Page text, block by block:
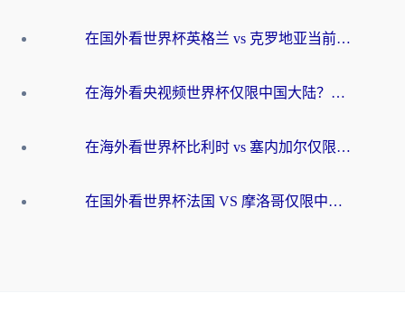
在国外看世界杯英格兰 vs 克罗地亚当前地区不可播放？这篇指南帮你搞定所有海外观赛难题
在海外看央视频世界杯仅限中国大陆？这篇指南帮你解锁中文解说+无卡顿直播
在海外看世界杯比利时 vs 塞内加尔仅限中国大陆？我找到了最流畅的中文解说之路
在国外看世界杯法国 VS 摩洛哥仅限中国大陆？海外党这样看中文解说赛事不卡顿